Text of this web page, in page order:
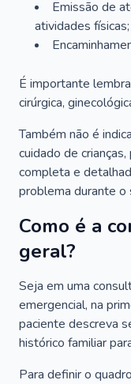
Emissão de
atividades físicas;
É importante
cirúrgica,
Também não é
cuidado de
completa e
problema durante
Como é a
geral?
Seja em uma
emergencial, na
paciente descreva
histórico familiar
Para definir o